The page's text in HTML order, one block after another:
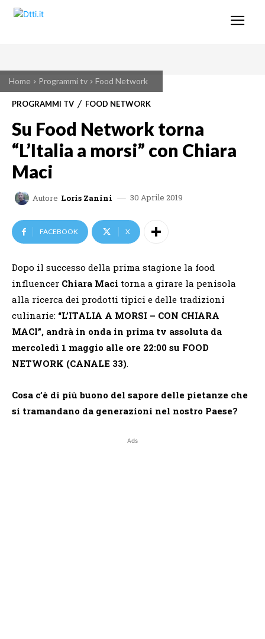
Home Programmi tv Food Network
PROGRAMMI TV FOOD NETWORK
Su Food Network torna
“L’Italia a morsi” con Chiara
Maci
Autore Loris Zanini 30 Aprile 2019
FACEBOOK X
Dopo il successo della prima stagione la food
influencer Chiara Maci torna a girare la penisola
alla ricerca dei prodotti tipici e delle tradizioni
culinarie: “L’ITALIA A MORSI – CON CHIARA
MACI”, andrà in onda in prima tv assoluta da
mercoledì 1 maggio alle ore 22:00 su FOOD
NETWORK (CANALE 33).
Cosa c’è di più buono del sapore delle pietanze che
si tramandano da generazioni nel nostro Paese?
Ads